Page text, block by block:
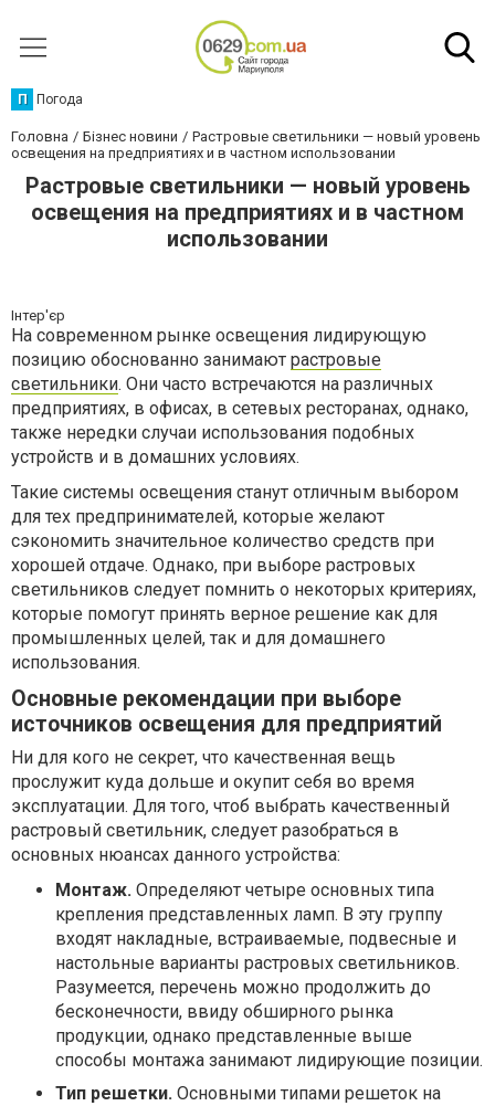
П Погода
Головна Бізнес новини
Растровые светильники — новый уровень
освещения на предприятиях и в частном использовании
Растровые светильники — новый уровень
освещения на предприятиях и в частном
использовании
Інтер'єр
На современном рынке освещения лидирующую
позицию обоснованно занимают растровые
светильники. Они часто встречаются на различных
предприятиях, в офисах, в сетевых ресторанах, однако,
также нередки случаи использования подобных
устройств и в домашних условиях.
Такие системы освещения станут отличным выбором
для тех предпринимателей, которые желают
сэкономить значительное количество средств при
хорошей отдаче. Однако, при выборе растровых
светильников следует помнить о некоторых критериях,
которые помогут принять верное решение как для
промышленных целей, так и для домашнего
использования.
Основные рекомендации при выборе
источников освещения для предприятий
Ни для кого не секрет, что качественная вещь
прослужит куда дольше и окупит себя во время
эксплуатации. Для того, чтоб выбрать качественный
растровый светильник, следует разобраться в
основных нюансах данного устройства:
Монтаж. Определяют четыре основных типа
крепления представленных ламп. В эту группу
входят накладные, встраиваемые, подвесные и
настольные варианты растровых светильников.
Разумеется, перечень можно продолжить до
бесконечности, ввиду обширного рынка
продукции, однако представленные выше
способы монтажа занимают лидирующие позиции.
Тип решетки. Основными типами решеток на